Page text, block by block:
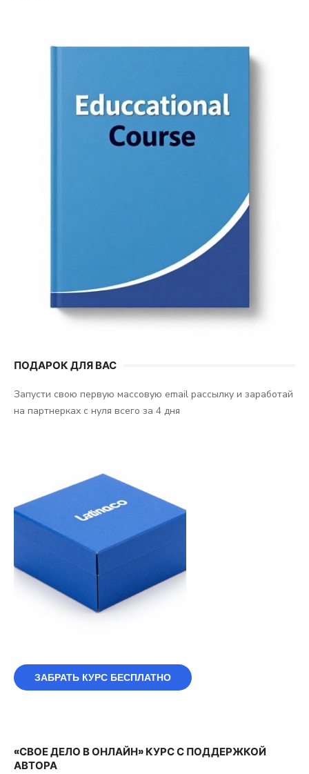
ПОДАРОК ДЛЯ ВАС
Запусти свою первую массовую email рассылку и заработай
на партнерках с нуля всего за 4 дня
ЗАБРАТЬ КУРС БЕСПЛАТНО
«СВОЕ ДЕЛО В ОНЛАЙН» КУРС С ПОДДЕРЖКОЙ
АВТОРА